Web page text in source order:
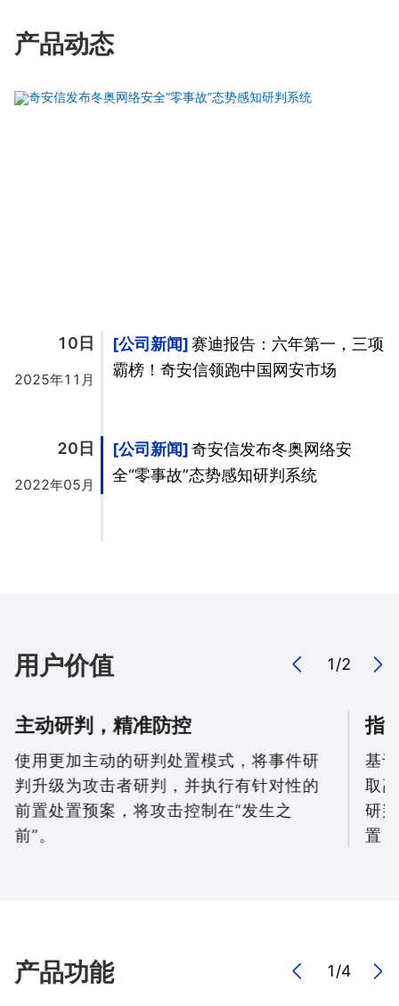
产品动态
10日
2025年11月
20日
2022年05月
公司新闻
赛迪报告：六年第一，三项
霸榜！奇安信领跑中国网安市场
公司新闻
奇安信发布冬奥网络安
全“零事故”态势感知研判系统
用户价值 1/2
主动研判，精准防控
使用更加主动的研判处置模式，将事件研
判升级为攻击者研判，并执行有针对性的
前置处置预案，将攻击控制在“发生之
前”。
指
基
取
研
置
产品功能 1/4